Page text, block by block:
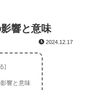
響と意味
2024.12.17
響と意味